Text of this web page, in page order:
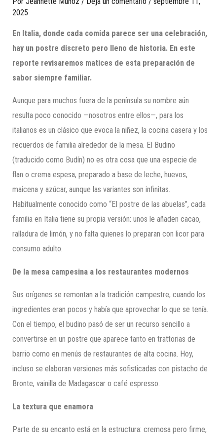
2025
En Italia, donde cada comida parece ser una celebración,
hay un postre discreto pero lleno de historia. En este
reporte revisaremos matices de esta preparación de
sabor siempre familiar.
Aunque para muchos fuera de la península su nombre aún
resulta poco conocido —nosotros entre ellos—, para los
italianos es un clásico que evoca la niñez, la cocina casera y los
recuerdos de familia alrededor de la mesa. El Budino
(traducido como Budín) no es otra cosa que una especie de
flan o crema espesa, preparado a base de leche, huevos,
maicena y azúcar, aunque las variantes son infinitas.
Habitualmente conocido como “El postre de las abuelas”, cada
familia en Italia tiene su propia versión: unos le añaden cacao,
ralladura de limón, y no falta quienes lo preparan con licor para
consumo adulto.
De la mesa campesina a los restaurantes modernos
Sus orígenes se remontan a la tradición campestre, cuando los
ingredientes eran pocos y había que aprovechar lo que se tenía.
Con el tiempo, el budino pasó de ser un recurso sencillo a
convertirse en un postre que aparece tanto en trattorias de
barrio como en menús de restaurantes de alta cocina. Hoy,
incluso se elaboran versiones más sofisticadas con pistacho de
Bronte, vainilla de Madagascar o café espresso.
La textura que enamora
Parte de su encanto está en la estructura: cremosa pero firme,